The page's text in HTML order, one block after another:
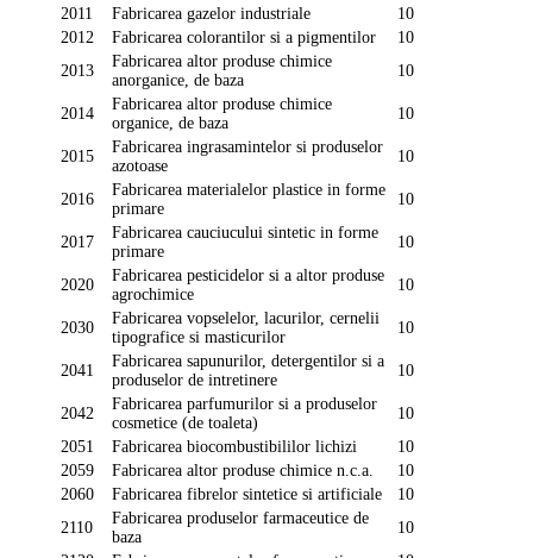
2011
Fabricarea gazelor industriale
10
2012
Fabricarea colorantilor si a pigmentilor
10
2013
Fabricarea altor produse chimice
anorganice, de baza
10
2014
Fabricarea altor produse chimice
organice, de baza
10
2015
Fabricarea ingrasamintelor si produselor
azotoase
10
2016
Fabricarea materialelor plastice in forme
primare
10
2017
Fabricarea cauciucului sintetic in forme
primare
10
2020
Fabricarea pesticidelor si a altor produse
agrochimice
10
2030
Fabricarea vopselelor, lacurilor, cernelii
tipografice si masticurilor
10
2041
Fabricarea sapunurilor, detergentilor si a
produselor de intretinere
10
2042
Fabricarea parfumurilor si a produselor
cosmetice (de toaleta)
10
2051
Fabricarea biocombustibililor lichizi
10
2059
Fabricarea altor produse chimice n.c.a.
10
2060
Fabricarea fibrelor sintetice si artificiale
10
2110
Fabricarea produselor farmaceutice de
baza
10